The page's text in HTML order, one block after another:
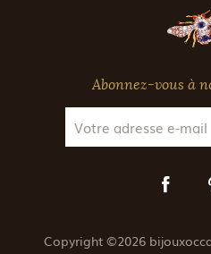
Abonnez-vous à
Copyright ©2026